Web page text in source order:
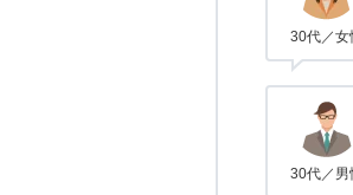
30代／女
30代／男